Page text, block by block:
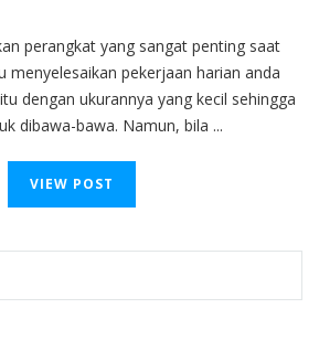
perangkat yang sangat penting saat
menyelesaikan pekerjaan harian anda
dengan ukurannya yang kecil sehingga
dibawa-bawa. Namun, bila ...
VIEW POST